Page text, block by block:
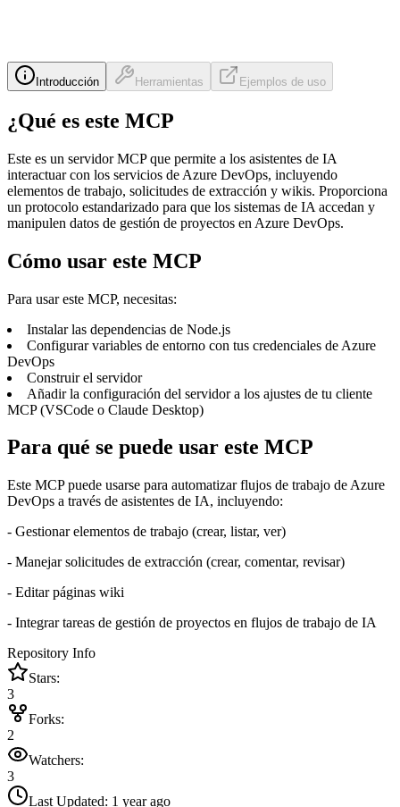
Introducción Herramientas Ejemplos de uso
¿Qué es este MCP
Este es un servidor MCP que permite a los asistentes de IA
interactuar con los servicios de Azure DevOps, incluyendo
elementos de trabajo, solicitudes de extracción y wikis. Proporciona
un protocolo estandarizado para que los sistemas de IA accedan y
manipulen datos de gestión de proyectos en Azure DevOps.
Cómo usar este MCP
Para usar este MCP, necesitas:
Instalar las dependencias de Node.js
Configurar variables de entorno con tus credenciales de Azure
DevOps
Construir el servidor
Añadir la configuración del servidor a los ajustes de tu cliente
MCP (VSCode o Claude Desktop)
Para qué se puede usar este MCP
Este MCP puede usarse para automatizar flujos de trabajo de Azure
DevOps a través de asistentes de IA, incluyendo:
- Gestionar elementos de trabajo (crear, listar, ver)
- Manejar solicitudes de extracción (crear, comentar, revisar)
- Editar páginas wiki
- Integrar tareas de gestión de proyectos en flujos de trabajo de IA
Repository Info
Stars:
3
Forks:
2
Watchers:
3
Last Updated: 1 year ago